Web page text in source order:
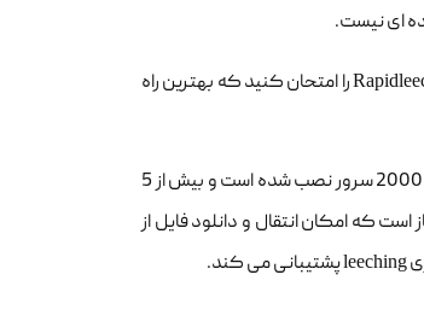
ای نیست.
را امتحان کنید که بهترین راه
در حال حاضر برروی بیش از 2000 سرور نصب شده است و بیش از 5
که امکان انتقال و دانلود فایل از
leechingپشتیبانی می کند.